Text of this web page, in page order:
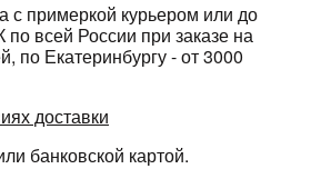
с примеркой курьером или до
всей России при заказе на
по Екатеринбургу - от 3000
доставки
банковской картой.